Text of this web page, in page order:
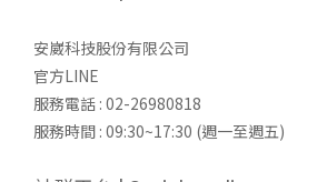
安崴科技股份有限公司
官方LINE
服務電話 : 02-26980818
服務時間 : 09:30~17:30 (週一至週五)